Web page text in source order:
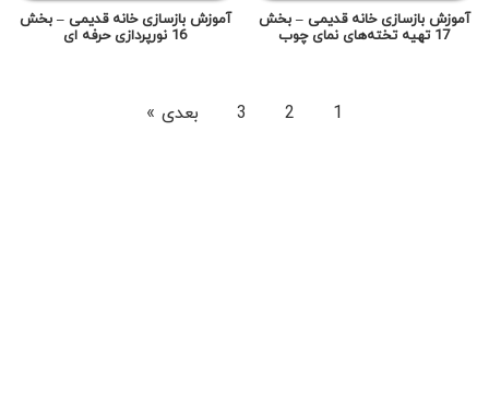
آموزش بازسازی خانه قدیمی – بخش
17 تهیه تخته‌های نمای چوب
آموزش بازسازی خانه قدیمی – بخش
16 نورپردازی حرفه ای
1
2
3 بعدی »